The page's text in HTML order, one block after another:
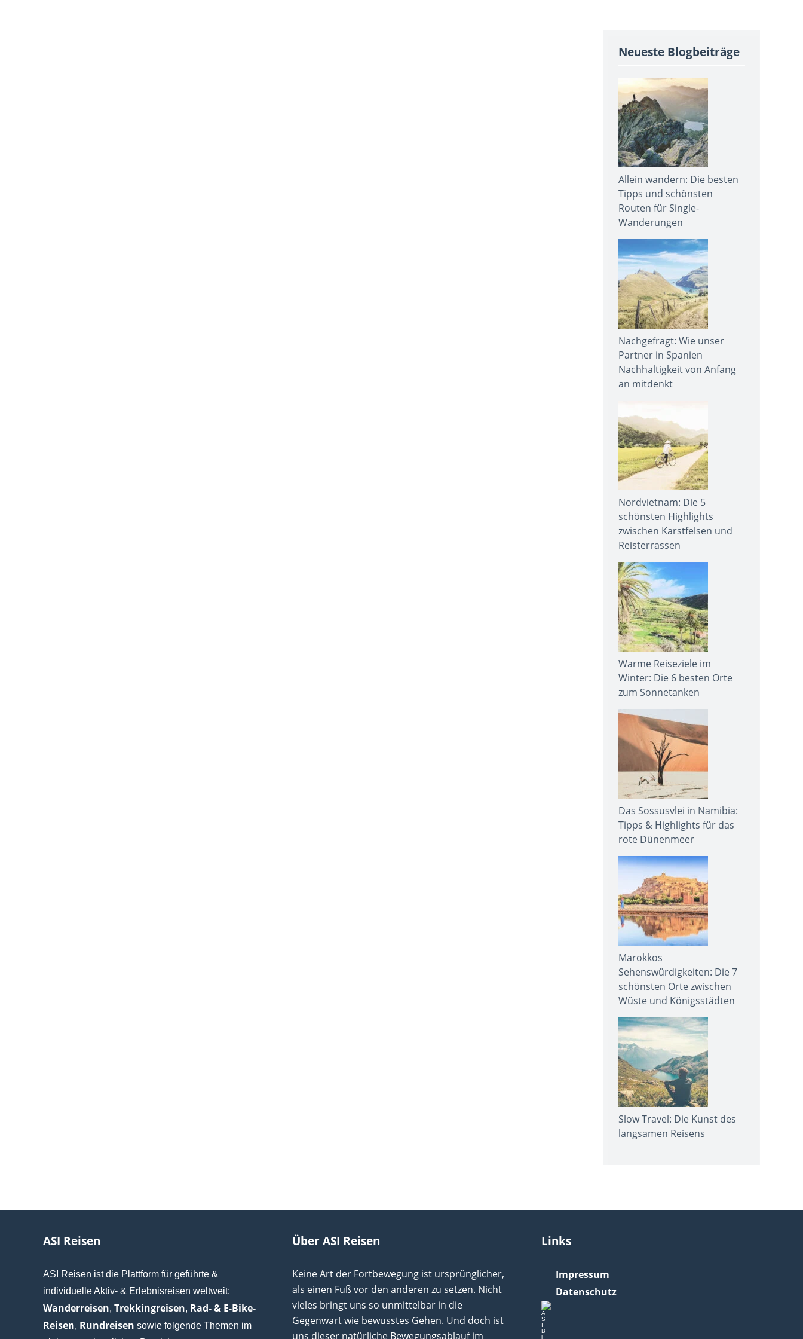
Neueste Blogbeiträge
Allein wandern: Die besten
Tipps und schönsten
Routen für Single-
Wanderungen
Nachgefragt: Wie unser
Partner in Spanien
Nachhaltigkeit von Anfang
an mitdenkt
Nordvietnam: Die 5
schönsten Highlights
zwischen Karstfelsen und
Reisterrassen
Warme Reiseziele im
Winter: Die 6 besten Orte
zum Sonnetanken
Das Sossusvlei in Namibia:
Tipps & Highlights für das
rote Dünenmeer
Marokkos
Sehenswürdigkeiten: Die 7
schönsten Orte zwischen
Wüste und Königsstädten
Slow Travel: Die Kunst des
langsamen Reisens
ASI Reisen
ASI Reisen ist die Plattform für geführte &
individuelle Aktiv- & Erlebnisreisen weltweit:
Wanderreisen, Trekkingreisen, Rad- & E-Bike-
Reisen, Rundreisen sowie folgende Themen im
Über ASI Reisen
Keine Art der Fortbewegung ist ursprünglicher,
als einen Fuß vor den anderen zu setzen. Nicht
vieles bringt uns so unmittelbar in die
Gegenwart wie bewusstes Gehen. Und doch ist
uns dieser natürliche Bewegungsablauf im
Links
Impressum
Datenschutz